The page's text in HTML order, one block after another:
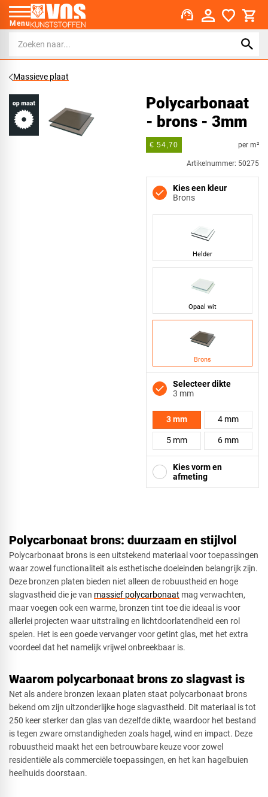
Menu support_agent
Massieve plaat
Polycarbonaat
- brons - 3mm
€ 54,70 per m²
Artikelnummer: 50275
Kies een kleur
Brons
Helder
Opaal wit
Brons
Selecteer dikte
3 mm
3 mm 4 mm
5 mm 6 mm
Kies vorm en
afmeting
Driehoek
Rechthoek
Ovaal
Cirkel
Polycarbonaat brons: duurzaam en stijlvol
Polycarbonaat brons is een uitstekend materiaal voor toepassingen
waar zowel functionaliteit als esthetische doeleinden belangrijk zijn.
Deze bronzen platen bieden niet alleen de robuustheid en hoge
slagvastheid die je van massief polycarbonaat mag verwachten,
maar voegen ook een warme, bronzen tint toe die ideaal is voor
allerlei projecten waar uitstraling en lichtdoorlatendheid een rol
spelen. Het is een goede vervanger voor getint glas, met het extra
voordeel dat het namelijk vrijwel onbreekbaar is.
Waarom polycarbonaat brons zo slagvast is
Net als andere bronzen lexaan platen staat polycarbonaat brons
bekend om zijn uitzonderlijke hoge slagvastheid. Dit materiaal is tot
250 keer sterker dan glas van dezelfde dikte, waardoor het bestand
is tegen zware omstandigheden zoals hagel, wind en impact. Deze
robuustheid maakt het een betrouwbare keuze voor zowel
residentiële als commerciële toepassingen, en het kan hagelbuien
heelhuids doorstaan.